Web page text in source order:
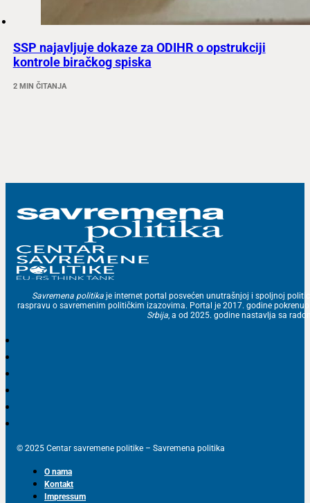
SSP najavljuje dokaze za ODIHR o opstrukciji
kontrole biračkog spiska
2 MIN ČITANJA
Savremena politika je internet portal posvećen unutrašnjoj i spoljnoj
raspravu o savremenim političkim izazovima. Portal je 2017. godine
Srbija, a od 2025. godine nastavlja sa
© 2025 Centar savremene politike – Savremena politika
O nama
Kontakt
Impressum